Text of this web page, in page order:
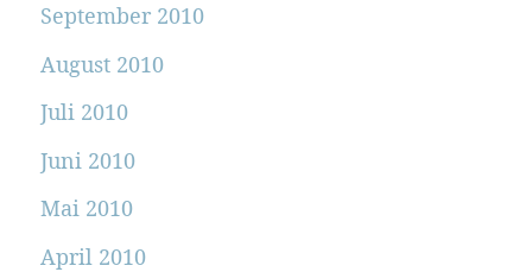
September 2010
August 2010
Juli 2010
Juni 2010
Mai 2010
April 2010